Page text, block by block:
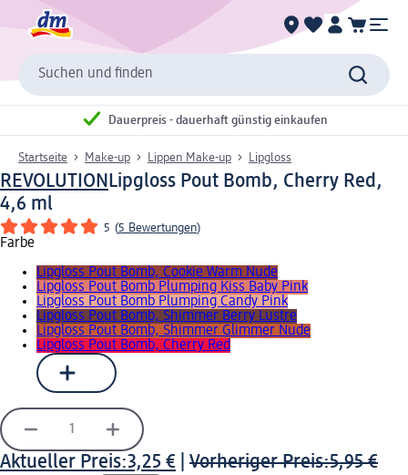
Suchen und finden
Dauerpreis - dauerhaft günstig einkaufen
Startseite Make-up Lippen Make-up Lipgloss
REVOLUTIONLipgloss Pout Bomb, Cherry Red,
4,6 ml
5 (5 Bewertungen)
Farbe
Lipgloss Pout Bomb, Cookie Warm Nude
Lipgloss Pout Bomb Plumping Kiss Baby Pink
Lipgloss Pout Bomb Plumping Candy Pink
Lipgloss Pout Bomb, Shimmer Berry Lustre
Lipgloss Pout Bomb, Shimmer Glimmer Nude
Lipgloss Pout Bomb, Cherry Red
Aktueller Preis:3,25 € Vorheriger Preis:5,95 €